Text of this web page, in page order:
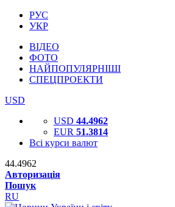
РУС
УКР
ВІДЕО
ФОТО
НАЙПОПУЛЯРНІШІ
СПЕЦПРОЕКТИ
USD
USD 44.4962
EUR 51.3814
Всі курси валют
44.4962
Авторизація
Пошук
RU